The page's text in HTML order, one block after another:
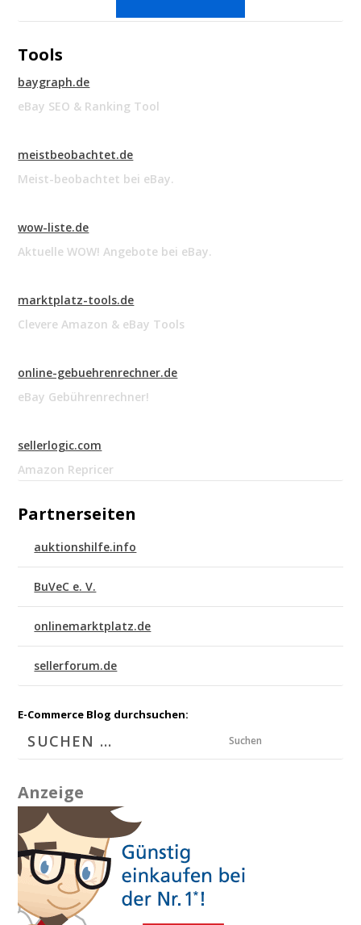
Tools
baygraph.de
eBay SEO & Ranking Tool
meistbeobachtet.de
Meist-beobachtet bei eBay.
wow-liste.de
Aktuelle WOW! Angebote bei eBay.
marktplatz-tools.de
Clevere Amazon & eBay Tools
online-gebuehrenrechner.de
eBay Gebührenrechner!
sellerlogic.com
Amazon Repricer
Partnerseiten
auktionshilfe.info
BuVeC e. V.
onlinemarktplatz.de
sellerforum.de
E-Commerce Blog durchsuchen:
Suchen
Anzeige